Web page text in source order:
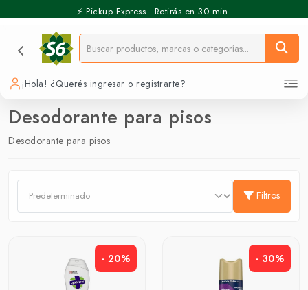
⚡️ Pickup Express - Retirás en 30 min.
¡Hola! ¿Querés ingresar o registrarte?
Desodorante para pisos
Desodorante para pisos
Filtros
- 20% - 30%